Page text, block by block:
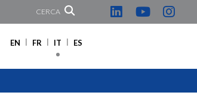
CERCA
EN FR IT ES